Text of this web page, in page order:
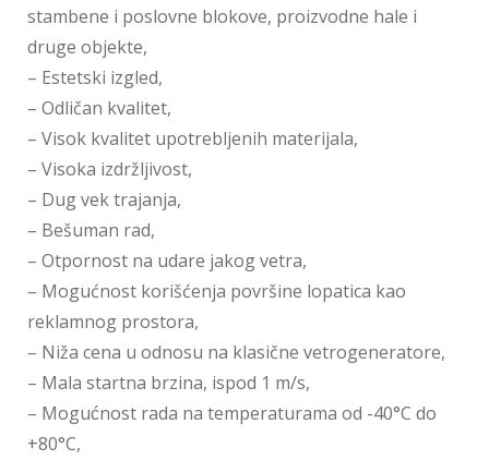
stambene i poslovne blokove, proizvodne hale i
druge objekte,
– Estetski izgled,
– Odličan kvalitet,
– Visok kvalitet upotrebljenih materijala,
– Visoka izdržljivost,
– Dug vek trajanja,
– Bešuman rad,
– Otpornost na udare jakog vetra,
– Mogućnost korišćenja površine lopatica kao
reklamnog prostora,
– Niža cena u odnosu na klasične vetrogeneratore,
– Mala startna brzina, ispod 1 m/s,
– Mogućnost rada na temperaturama od -40°C do
+80°C,